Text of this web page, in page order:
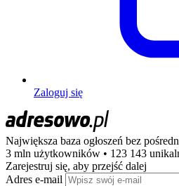
Zaloguj się
Największa baza ogłoszeń bez
3 mln użytkowników • 123 143
Zarejestruj się, aby przejść dalej
Adres e-mail